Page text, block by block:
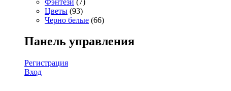
Цветы (93)
Черно белые (66)
Панель управления
Регистрация
Вход